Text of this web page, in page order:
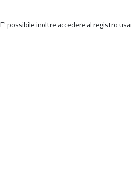
E' possibile inoltre accedere al registro